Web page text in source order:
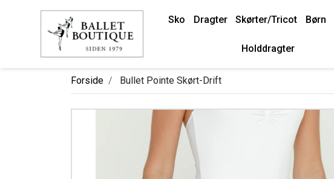
Sko Dragter Skørter/Tricot Børn
Holddragter
Forside Bullet Pointe Skørt-Drift